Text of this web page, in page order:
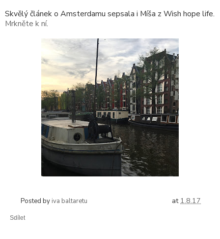
Skvělý článek o Amsterdamu sepsala i Míša z Wish hope life.
Mrkněte k ní.
Posted by iva baltaretu at 1.8.17
Sdílet